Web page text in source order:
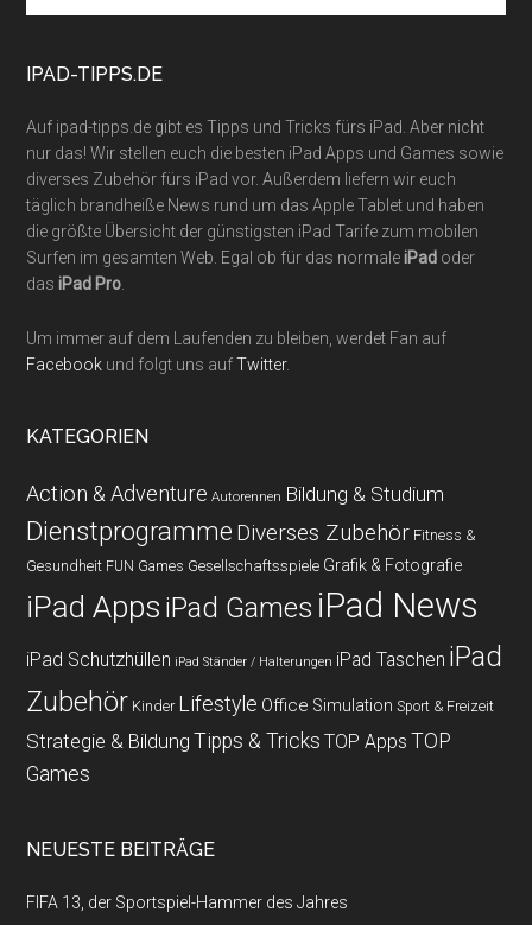
site
IPAD-TIPPS.DE
Auf ipad-tipps.de gibt es Tipps und Tricks fürs iPad. Aber nicht
nur das! Wir stellen euch die besten iPad Apps und Games sowie
diverses Zubehör fürs iPad vor. Außerdem liefern wir euch
täglich brandheiße News rund um das Apple Tablet und haben
die größte Übersicht der günstigsten iPad Tarife zum mobilen
Surfen im gesamten Web. Egal ob für das normaleiPad oder
dasiPad Pro
Um immer auf dem Laufenden zu bleiben, werdet Fan auf
Facebook und folgt uns aufTwitter.
KATEGORIEN
Action & Adventure Autorennen Bildung & Studium
Dienstprogramme Diverses Zubehör Fitness &
Gesundheit FUN Games Gesellschaftsspiele Grafik & Fotografie
iPad Apps iPad Games iPad News
iPad Schutzhüllen iPad Ständer / Halterungen iPad Taschen iPad
Zubehör Kinder Lifestyle Office Simulation Sport & Freizeit
Strategie & Bildung Tipps & Tricks TOP Apps TOP
Games
NEUESTE BEITRÄGE
FIFA 13, der Sportspiel-Hammer des Jahres